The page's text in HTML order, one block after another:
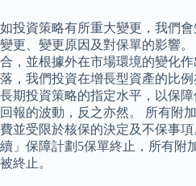
如投資策略有所重大變更，我們
變更、變更原因及對保單的影響
合，並根據外在市場環境的變化
落，我們投資在增長型資產的比
長期投資策略的指定水平，以保
回報的波動，反之亦然。 所有附
費並受限於核保的決定及不保事
續」保障計劃5保單終止，所有附
被終止。